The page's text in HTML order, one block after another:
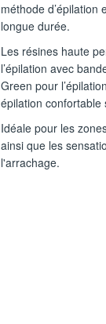
méthode d’épilation
longue durée.
Les résines haute
l’épilation avec
Green pour
épilation confortable
Idéale pour les
ainsi que les
l'arrachage.